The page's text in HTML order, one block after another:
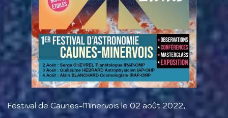
Festival de Caunes-Minervois le 02 août 2022,